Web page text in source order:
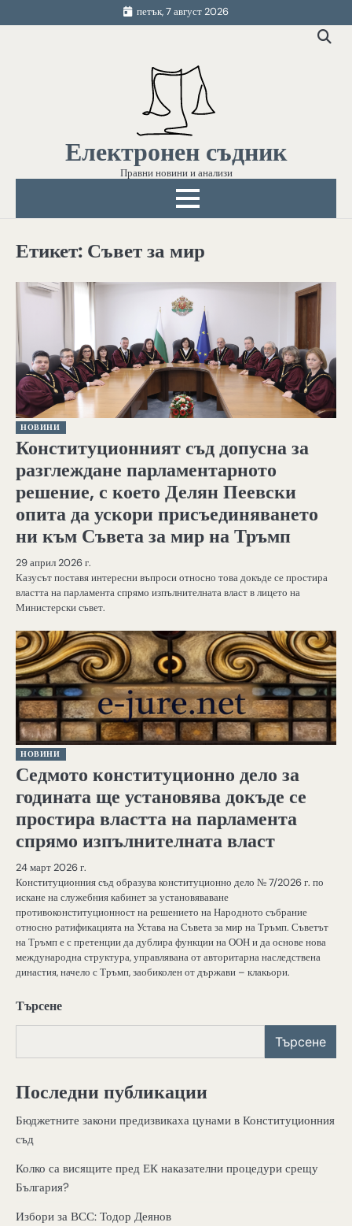
to
петък, 7 август 2026
Електронен съдник
Правни новини и анализи
Етикет: Съвет за мир
НОВИНИ
Конституционният съд допусна за
разглеждане парламентарното
решение, с което Делян Пеевски
опита да ускори присъединяването
ни към Съвета за мир на Тръмп
29 април 2026 г.
Казусът поставя интересни въпроси относно това докъде се простира
властта на парламента спрямо изпълнителната власт в лицето на
Министерски съвет.
НОВИНИ
Седмото конституционно дело за
годината ще установява докъде се
простира властта на парламента
спрямо изпълнителната власт
24 март 2026 г.
Конституционния съд образува конституционно дело № 7/2026 г. по
искане на служебния кабинет за установяваване
противоконституционност на решението на Народното събрание
относно ратификацията на Устава на Съвета за мир на Тръмп. Съветът
на Тръмп е с претенции да дублира функции на ООН и да основе нова
международна структура, управлявана от авторитарна наследствена
династия, начело с Тръмп, заобиколен от държави – клакьори.
Търсене
Търсене
Последни публикации
Бюджетните закони предизвикаха цунами в Конституционния
съд
Колко са висящите пред ЕК наказателни процедури срещу
България?
Избори за ВСС: Тодор Деянов